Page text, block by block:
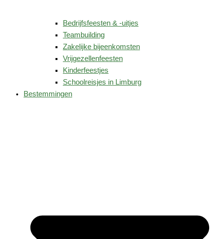
Bedrijfsfeesten & -uitjes
Teambuilding
Zakelijke bijeenkomsten
Vrijgezellenfeesten
Kinderfeestjes
Schoolreisjes in Limburg
Bestemmingen